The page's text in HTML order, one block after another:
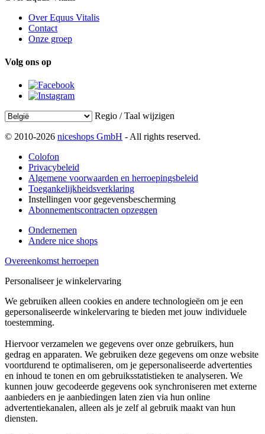
Over Equus Vitalis
Contact
Onze groep
Volg ons op
Regio / Taal wijzigen
© 2010-2026 niceshops GmbH - All rights reserved.
Colofon
Privacybeleid
Algemene voorwaarden en herroepingsbeleid
Toegankelijkheidsverklaring
Instellingen voor gegevensbescherming
Abonnementscontracten opzeggen
Ondernemen
Andere nice shops
Overeenkomst herroepen
Personaliseer je winkelervaring
We gebruiken alleen cookies en andere technologieën om je een
gepersonaliseerde winkelervaring te bieden met jouw individuele
toestemming.
Hiervoor verzamelen we gegevens over onze gebruikers, hun
gedrag en apparaten. We gebruiken deze gegevens om onze website
voortdurend te optimaliseren, om je gepersonaliseerde advertenties
en inhoud te tonen en om gebruiksstatistieken te analyseren. We
kunnen jouw gecodeerde gegevens ook synchroniseren met externe
aanbieders en je aanbiedingen laten zien via hun online
advertentiekanalen, alleen als je zelf al gebruik maakt van hun
diensten.